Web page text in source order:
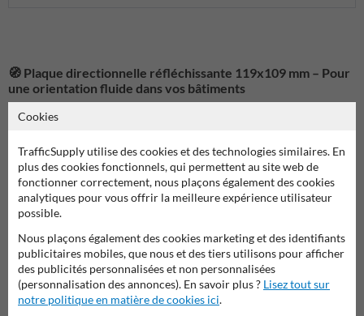
🧭 Plaque directionnelle réfléchissante 119x109 mm – Pour
une orientation fluide dans vos bâtiments
parkings ou bureaux,
les bons accès, les escaliers, les ascenseurs ou les entrées spécifiques.
Laplaque directionnelle 119x109 mm réfléchissanterépond
parfaitement à ce besoin avecune flèche directionnelle unique, sans
numéro ni texte, pour une compréhension immédiate et universelle.
🔎 Une signalisation simple, lisible et efficace
Disponible avec uneflèche orientée à gauche, à droite, vers le haut ou
vers le bas, cette plaque permet d’indiquer un chemin ou une
direction en un coup d'œil. Son format compact (119x109 mm) lui
permet de s’intégrer facilement dans tout environnement intérieur :
Cookies
TrafficSupply utilise des cookies et des technologies similaires. En
plus des cookies fonctionnels, qui permettent au site web de
fonctionner correctement, nous plaçons également des cookies
analytiques pour vous offrir la meilleure expérience utilisateur
possible.
Nous plaçons également des cookies marketing et des identifiants
publicitaires mobiles, que nous et des tiers utilisons pour afficher
des publicités personnalisées et non personnalisées
(personnalisation des annonces). En savoir plus ? Lisez tout sur
notre politique en matière de cookies ici.